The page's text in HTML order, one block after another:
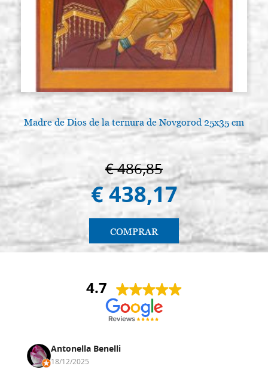
Madre de Dios de la ternura de Novgorod 25x35 cm
€ 486,85
€ 438,17
COMPRAR
4.7
Antonella Benelli
18/12/2025